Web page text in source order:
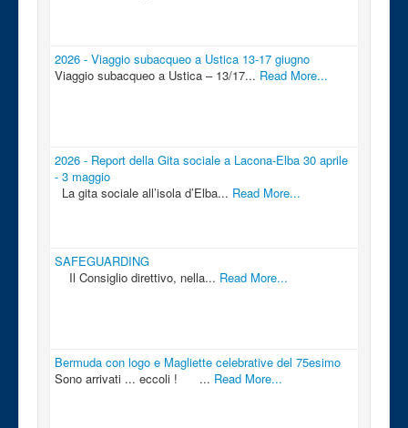
2026 - Viaggio subacqueo a Ustica 13-17 giugno
Viaggio subacqueo a Ustica – 13/17... Read More...
2026 - Report della Gita sociale a Lacona-Elba 30 aprile
- 3 maggio
La gita sociale all’isola d’Elba... Read More...
SAFEGUARDING
Il Consiglio direttivo, nella... Read More...
Bermuda con logo e Magliette celebrative del 75esimo
Sono arrivati ... eccoli ! ... Read More...